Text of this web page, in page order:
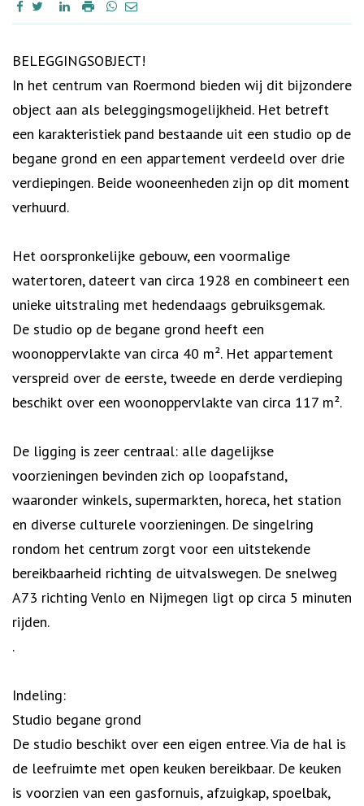
Omschrijving
BELEGGINGSOBJECT!
In het centrum van Roermond bieden wij dit bijzondere
object aan als beleggingsmogelijkheid. Het betreft
een karakteristiek pand bestaande uit een studio op de
begane grond en een appartement verdeeld over drie
verdiepingen. Beide wooneenheden zijn op dit moment
verhuurd.
Het oorspronkelijke gebouw, een voormalige
watertoren, dateert van circa 1928 en combineert een
unieke uitstraling met hedendaags gebruiksgemak.
De studio op de begane grond heeft een
woonoppervlakte van circa 40 m². Het appartement
verspreid over de eerste, tweede en derde verdieping
beschikt over een woonoppervlakte van circa 117 m².
De ligging is zeer centraal: alle dagelijkse
voorzieningen bevinden zich op loopafstand,
waaronder winkels, supermarkten, horeca, het station
en diverse culturele voorzieningen. De singelring
rondom het centrum zorgt voor een uitstekende
bereikbaarheid richting de uitvalswegen. De snelweg
A73 richting Venlo en Nijmegen ligt op circa 5 minuten
rijden.
.
Indeling:
Studio begane grond
De studio beschikt over een eigen entree. Via de hal is
de leefruimte met open keuken bereikbaar. De keuken
is voorzien van een gasfornuis, afzuigkap, spoelbak,